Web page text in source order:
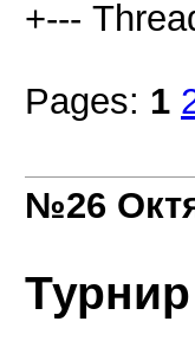
+---
Pages: 1
№26